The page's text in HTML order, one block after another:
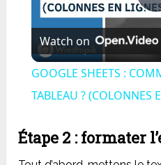
Watch on
GOOGLE SHEETS :
TABLEAU ? (COLONNES
Étape 2 : formater